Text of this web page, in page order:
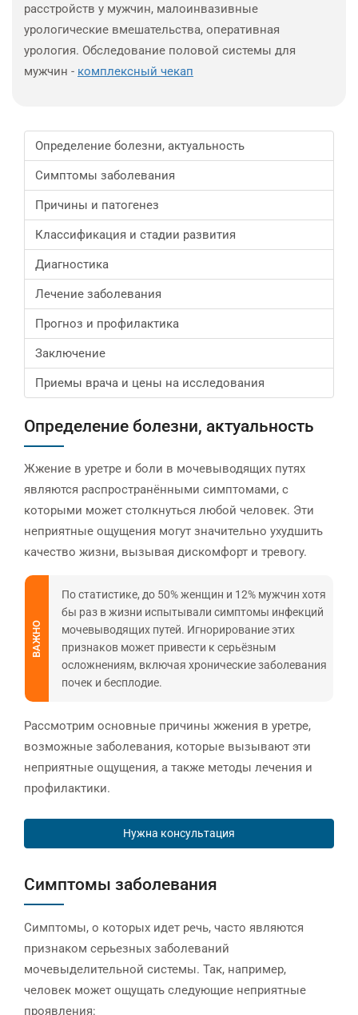
расстройств у мужчин, малоинвазивные
урологические вмешательства, оперативная
урология. Обследование половой системы для
мужчин - комплексный чекап
Определение болезни, актуальность
Симптомы заболевания
Причины и патогенез
Классификация и стадии развития
Диагностика
Лечение заболевания
Прогноз и профилактика
Заключение
Приемы врача и цены на исследования
Определение болезни, актуальность
Жжение в уретре и боли в мочевыводящих путях
являются распространёнными симптомами, с
которыми может столкнуться любой человек. Эти
неприятные ощущения могут значительно ухудшить
качество жизни, вызывая дискомфорт и тревогу.
ВАЖНО
По статистике, до 50% женщин и 12% мужчин хотя
бы раз в жизни испытывали симптомы инфекций
мочевыводящих путей. Игнорирование этих
признаков может привести к серьёзным
осложнениям, включая хронические заболевания
почек и бесплодие.
Рассмотрим основные причины жжения в уретре,
возможные заболевания, которые вызывают эти
неприятные ощущения, а также методы лечения и
профилактики.
Нужна консультация
Симптомы заболевания
Симптомы, о которых идет речь, часто являются
признаком серьезных заболеваний
мочевыделительной системы. Так, например,
человек может ощущать следующие неприятные
проявления: